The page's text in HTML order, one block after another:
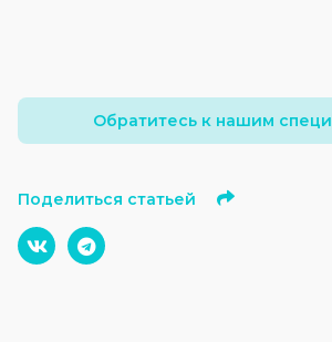
Обратитесь к нашим
Поделиться статьей